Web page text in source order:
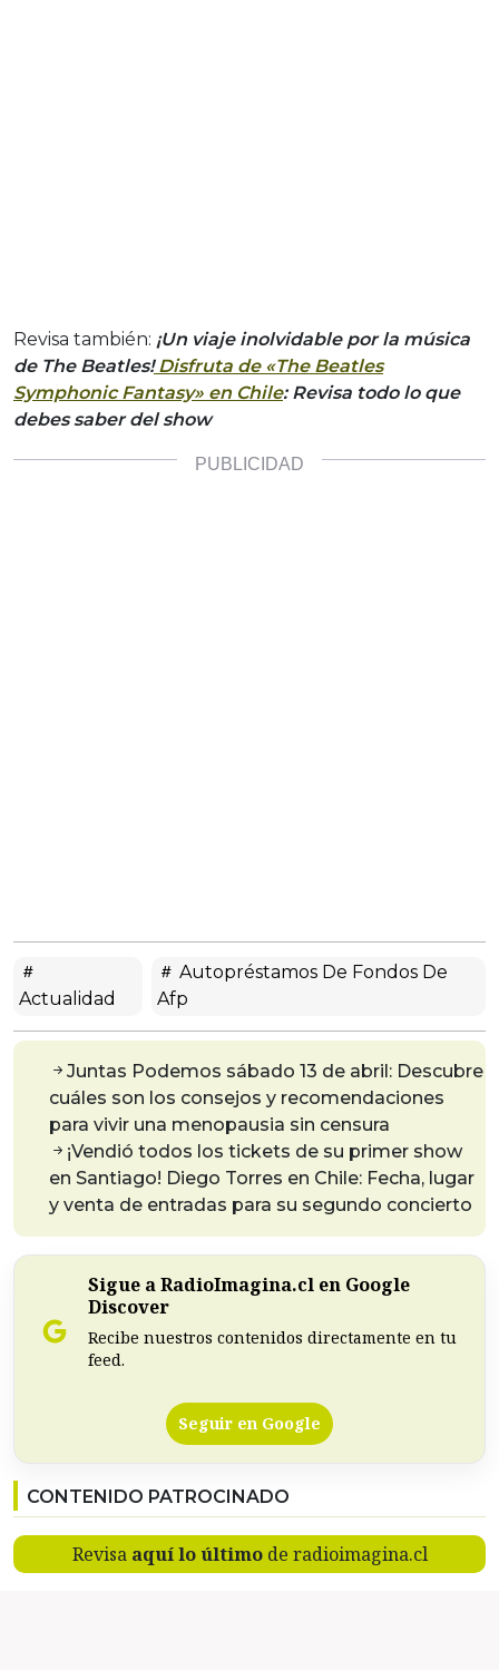
Revisa también: ¡Un viaje inolvidable por la música
de The Beatles!Disfruta de «The Beatles
Symphonic Fantasy» en Chile: Revisa todo lo que
debes saber del show
Actualidad
Autopréstamos De Fondos De
Afp
Juntas Podemos sábado 13 de abril: Descubre
cuáles son los consejos y recomendaciones
para vivir una menopausia sin censura
¡Vendió todos los tickets de su primer show
en Santiago! Diego Torres en Chile: Fecha, lugar
y venta de entradas para su segundo concierto
Sigue a RadioImagina.cl en Google
Discover
Recibe nuestros contenidos directamente en tu
feed.
Seguir en Google
CONTENIDO PATROCINADO
Revisa aquí lo últimode radioimagina.cl